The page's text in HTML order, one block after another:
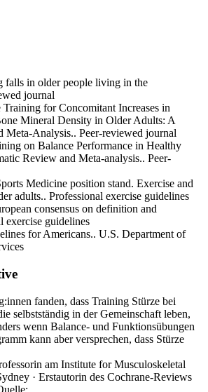
falls in older people living in the
journal
Training for Concomitant Increases in
Mineral Density in Older Adults: A
Meta-Analysis.. Peer-reviewed journal
on Balance Performance in Healthy
Review and Meta-analysis.. Peer-
Medicine position stand. Exercise and
adults.. Professional exercise guidelines
consensus on definition and
exercise guidelines
for Americans.. U.S. Department of
fanden, dass Training Stürze bei
selbstständig in der Gemeinschaft leben,
wenn Balance- und Funktionsübungen
kann aber versprechen, dass Stürze
am Institute for Musculoskeletal
· Erstautorin des Cochrane-Reviews